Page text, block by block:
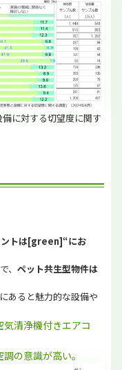
に対する切望度に関す
ントは[green]“にお
、 ペット共生型物件は
あると魅力的な設備や
清浄機付きエアコ
の意識が高い。